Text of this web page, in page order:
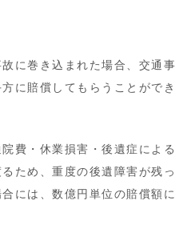
に巻き込まれた場合、交通事
に賠償してもらうことができ
費・休業損害・後遺症による
ため、重度の後遺障害が残っ
には、数億円単位の賠償額に